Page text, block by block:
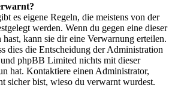
es eigene Regeln, die meistens von der
werden. Wenn du gegen eine dieser
hast, kann sie dir eine Verwarnung erteilen.
dies die Entscheidung der Administration
phpBB Limited nichts mit dieser
hat. Kontaktiere einen Administrator,
sicher bist, wieso du verwarnt wurdest.